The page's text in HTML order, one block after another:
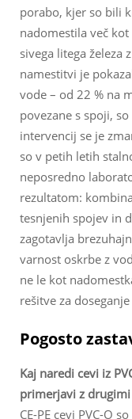
porabo, kjer so bili
nadomestila več
sivega litega železa
namestitvi je
vode – od 22 % na
povezane s spoji,
intervencij se je
so v petih letih
neposredno
rezultatom:
tesnjenih spojev in
zagotavlja
varnost oskrbe z
ne le kot
rešitve za
Pogosto
Kaj naredi cevi iz
primerjavi z
CE-PE cevi PVC-O